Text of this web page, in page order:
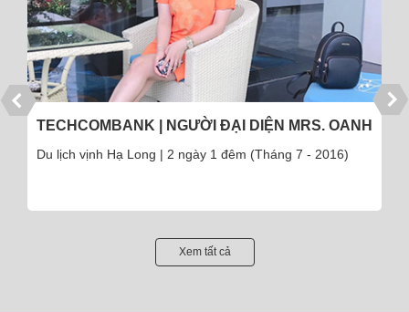
TECHCOMBANK | NGƯỜI ĐẠI DIỆN MRS. OANH
Du lịch vịnh Hạ Long | 2 ngày 1 đêm (Tháng 7 - 2016)
Xem tất cả